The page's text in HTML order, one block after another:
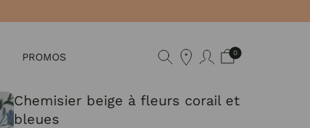
PROMOS 0
Chemisier beige à fleurs corail et
bleues